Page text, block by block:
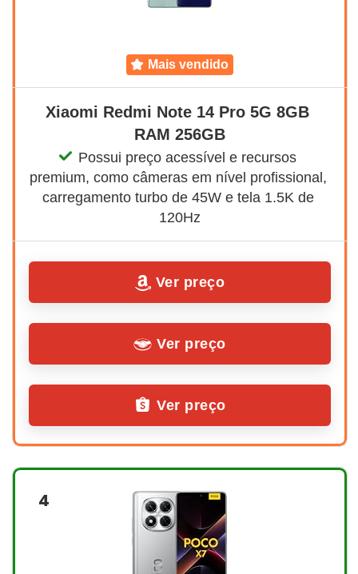
mais vendido
Xiaomi Redmi Note 14 Pro 5G 8GB
RAM 256GB
Possui preço acessível e recursos
premium, como câmeras em nível profissional,
carregamento turbo de 45W e tela 1.5K de
120Hz
Ver preço
Ver preço
Ver preço
4